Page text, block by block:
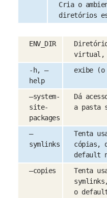
Cria o
diretórios
ENV_DIR
virtual,
-h, –
help
exibe
–system-
site-
packages
Dá
a pasta
–
symlinks
Tenta
cópias,
default
–copies
Tenta
o